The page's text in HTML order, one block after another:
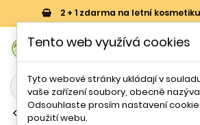
2 + 1 zdarma na letní kosmetiku
Podkladové báze pod make-up
Tento web využívá cookies
Tyto webové stránky ukládají v
vaše zařízení soubory, obecně
Odsouhlaste prosím nastavení
použití webu.